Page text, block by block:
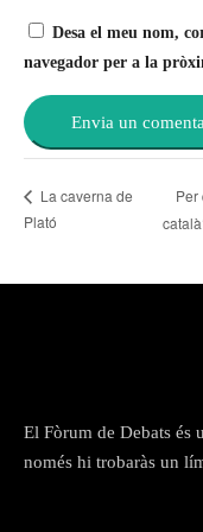
Desa el meu nom,
navegador per a la
La caverna de
Plató
Per
El Fòrum de Debats és
només hi trobaràs un